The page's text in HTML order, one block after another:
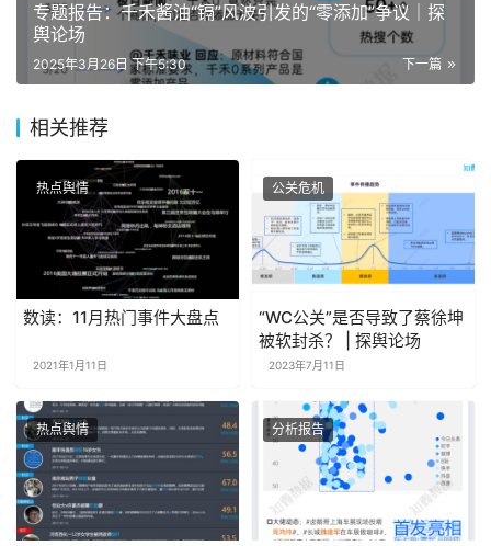
专题报告：千禾酱油“镉”风波引发的“零添加”争议｜探
舆论场
下一篇
2025年3月26日 下午5:30
相关推荐
热点舆情
数读：11月热门事件大盘点
2021年1月11日
公关危机
“WC公关”是否导致了蔡徐坤
被软封杀？ | 探舆论场
2023年7月11日
热点舆情 分析报告